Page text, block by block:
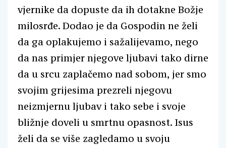
vjernike da dopuste da ih dotakne Božje
milosrđe. Dodao je da Gospodin ne želi
da ga oplakujemo i sažalijevamo, nego
da nas primjer njegove ljubavi tako dirne
da u srcu zaplačemo nad sobom, jer smo
svojim grijesima prezreli njegovu
neizmjernu ljubav i tako sebe i svoje
bližnje doveli u smrtnu opasnost. Isus
želi da se više zagledamo u svoju